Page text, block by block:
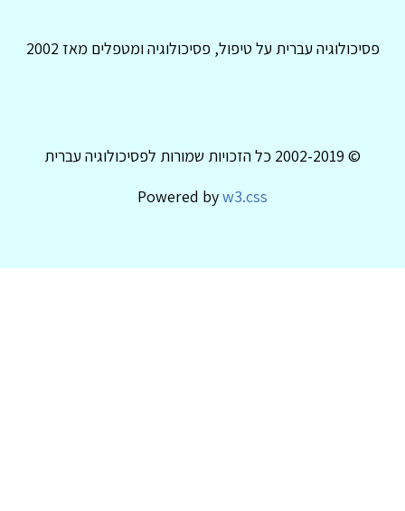
פסיכולוגיה עברית על טיפול, פסיכולוגיה ומטפלים מאז 2002
© 2002-2019 כל הזכויות שמורות לפסיכולוגיה עברית
Powered byw3.css